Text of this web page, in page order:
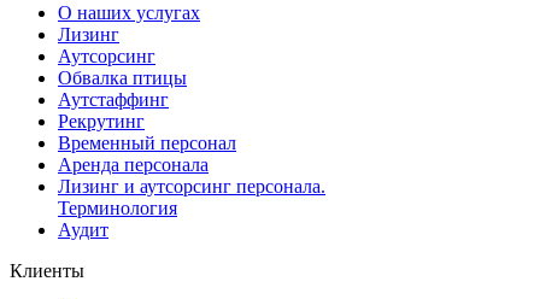
О наших услугах
Лизинг
Аутсорсинг
Обвалка птицы
Аутстаффинг
Рекрутинг
Временный персонал
Аренда персонала
Лизинг и аутсорсинг персонала.
Терминология
Аудит
Клиенты